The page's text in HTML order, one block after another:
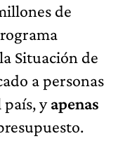
de
Situación de
a personas
país, yapenas